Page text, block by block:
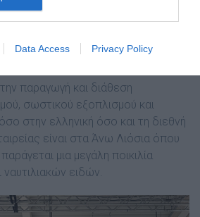
Data Access Privacy Policy
εξωστρέφεια και ενισχύει τις
της ναυτιλίας του εξωτερικού.
Γ. Βαλλιανάτος Α.Β.Ε.Ε. ιδρύθηκε το
παραγωγή και διάθεση
σωστικού εξοπλισμού και
στην ελληνική όσο και τη διεθνή
είναι στα Άνω Λιόσια όπου
μια μεγάλη ποικιλία
ειδών.